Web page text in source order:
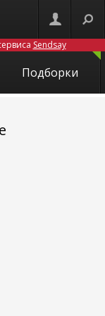
Sendsay
Подборки